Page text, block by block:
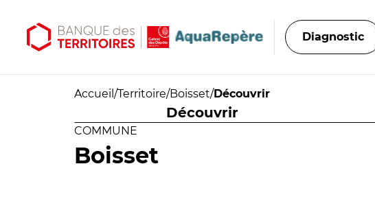
Diagnostic
Accueil /Territoire/Boisset/Découvrir
Découvrir
COMMUNE
Boisset